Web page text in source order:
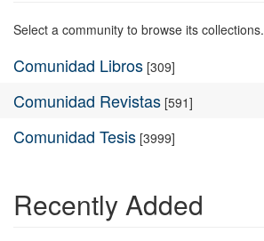
Select a community to browse its collections.
Comunidad Libros [309]
Comunidad Revistas [591]
Comunidad Tesis [3999]
Recently Added